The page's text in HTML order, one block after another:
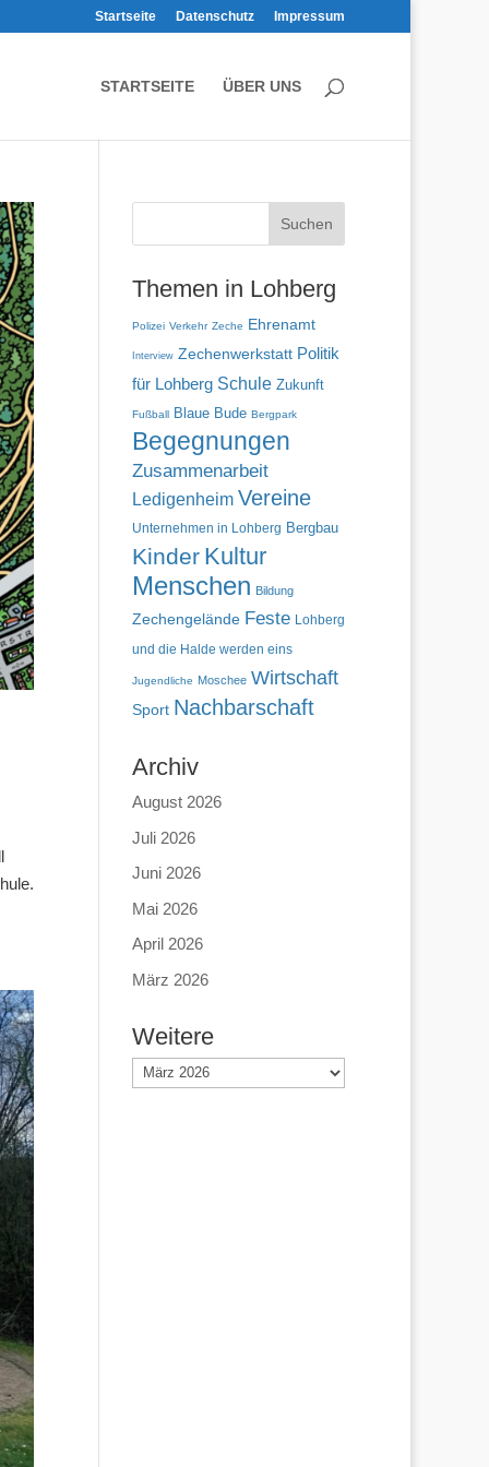
Startseite Datenschutz Impressum
STARTSEITE ÜBER UNS
Themen in Lohberg
Polizei Verkehr Zeche Ehrenamt
Interview Zechenwerkstatt Politik
für Lohberg Schule Zukunft
Fußball Blaue Bude Bergpark
Begegnungen
Zusammenarbeit
Ledigenheim Vereine
Unternehmen in Lohberg Bergbau
Kinder Kultur
Menschen Bildung
Zechengelände Feste Lohberg
und die Halde werden eins
Jugendliche Moschee Wirtschaft
Sport Nachbarschaft
Archiv
August 2026
Juli 2026
Juni 2026
Mai 2026
April 2026
März 2026
Weitere
Weitere